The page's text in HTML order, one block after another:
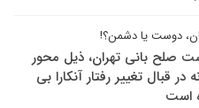
دوست یا دشمن؟!
صلح بانی تهران، ذیل محور
در قبال تغییر رفتار آنکارا بی
است